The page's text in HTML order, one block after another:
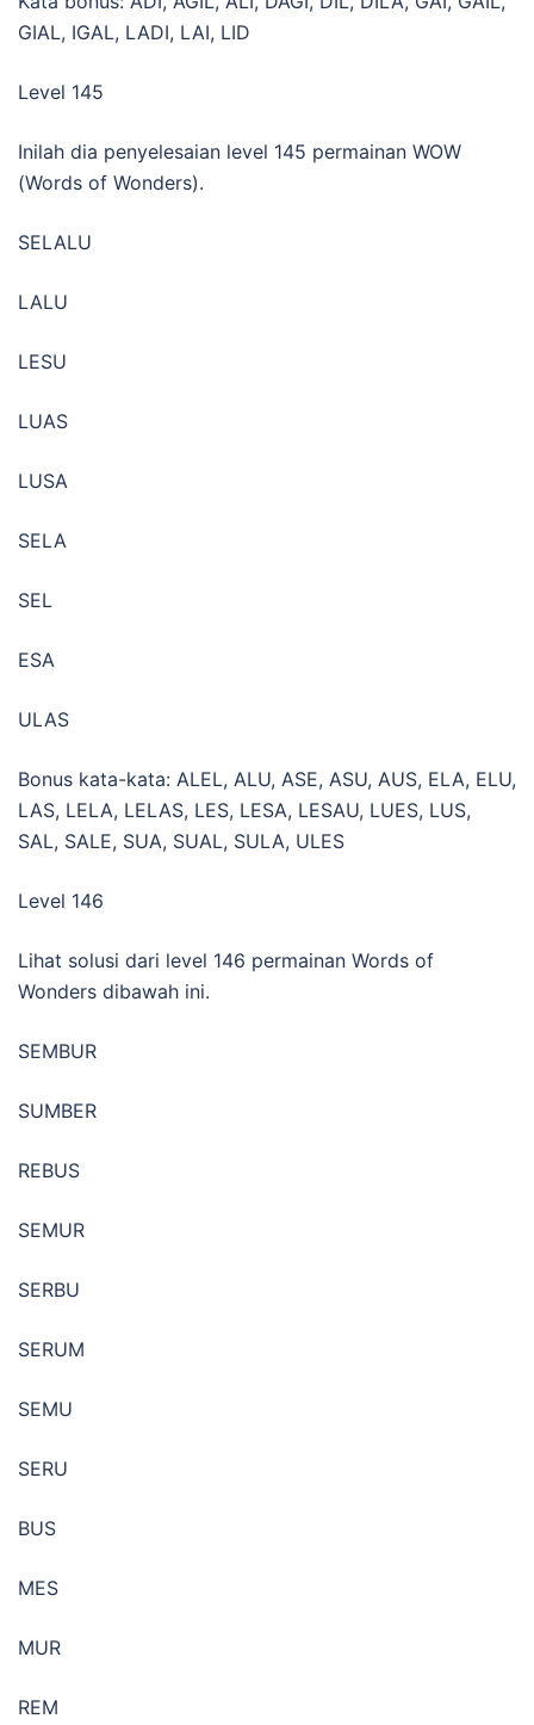
GIAL, IGAL, LADI, LAI, LID
Level 145
Inilah dia penyelesaian level 145 permainan WOW
(Words of Wonders).
SELALU
LALU
LESU
LUAS
LUSA
SELA
SEL
ESA
ULAS
Bonus kata-kata: ALEL, ALU, ASE, ASU, AUS, ELA, ELU,
LAS, LELA, LELAS, LES, LESA, LESAU, LUES, LUS,
SAL, SALE, SUA, SUAL, SULA, ULES
Level 146
Lihat solusi dari level 146 permainan Words of
Wonders dibawah ini.
SEMBUR
SUMBER
REBUS
SEMUR
SERBU
SERUM
SEMU
SERU
BUS
MES
MUR
REM